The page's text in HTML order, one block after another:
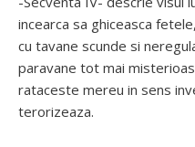
incearca sa ghiceasca
cu tavane scunde si
paravane tot mai
rataceste mereu in sens
terorizeaza.